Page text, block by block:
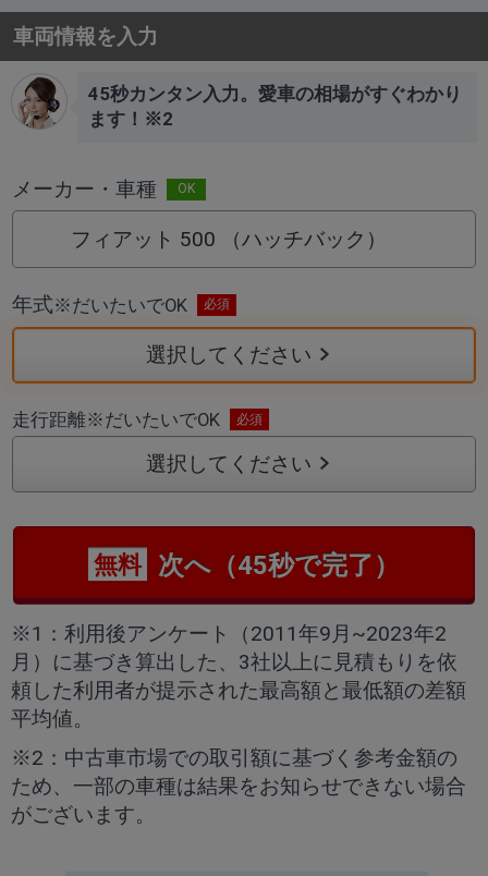
車両情報を入力
45秒カンタン入力。愛車の相場がすぐわかり
ます！※2
メーカー・車種
フィアット 500 （ハッチバック）
年式※だいたいでOK
選択してください
走行距離※だいたいでOK
選択してください
無料 次へ（45秒で完了）
※1：利用後アンケート（2011年9月~2023年2
月）に基づき算出した、3社以上に見積もりを依
頼した利用者が提示された最高額と最低額の差額
平均値。
※2：中古車市場での取引額に基づく参考金額の
ため、一部の車種は結果をお知らせできない場合
がございます。